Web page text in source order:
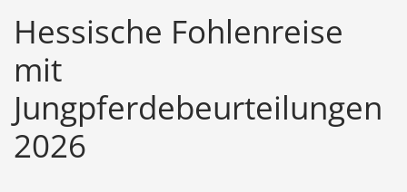
Hessische Fohlenreise
mit
Jungpferdebeurteilungen
2026